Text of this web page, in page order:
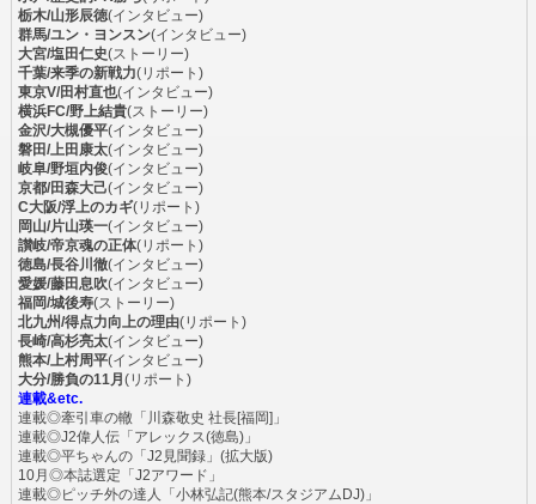
栃木/山形辰徳(インタビュー)
群馬/ユン・ヨンスン(インタビュー)
大宮/塩田仁史(ストーリー)
千葉/来季の新戦力(リポート)
東京V/田村直也(インタビュー)
横浜FC/野上結貴(ストーリー)
金沢/大槻優平(インタビュー)
磐田/上田康太(インタビュー)
岐阜/野垣内俊(インタビュー)
京都/田森大己(インタビュー)
C大阪/浮上のカギ(リポート)
岡山/片山瑛一(インタビュー)
讃岐/帝京魂の正体(リポート)
徳島/長谷川徹(インタビュー)
愛媛/藤田息吹(インタビュー)
福岡/城後寿(ストーリー)
北九州/得点力向上の理由(リポート)
長崎/高杉亮太(インタビュー)
熊本/上村周平(インタビュー)
大分/勝負の11月(リポート)
連載&etc.
連載◎牽引車の轍「川森敬史 社長[福岡]」
連載◎J2偉人伝「アレックス(徳島)」
連載◎平ちゃんの「J2見聞録」(拡大版)
10月◎本誌選定「J2アワード」
連載◎ピッチ外の達人「小林弘記(熊本/スタジアムDJ)」